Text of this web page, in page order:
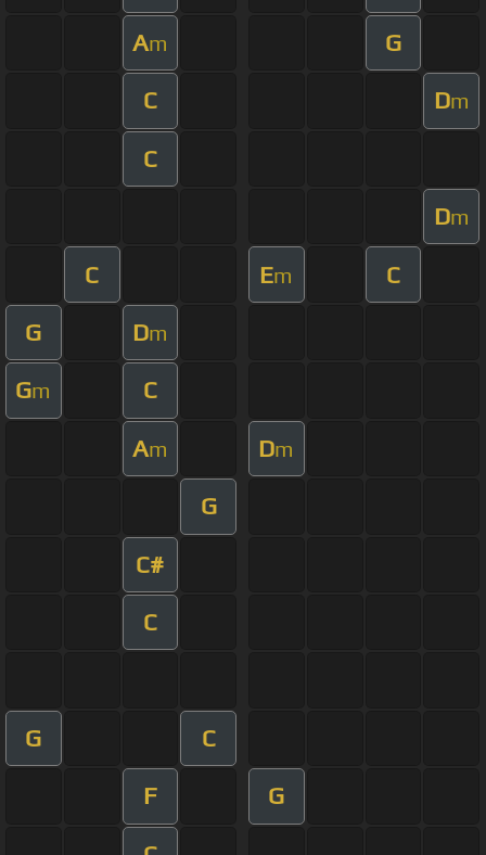
Am G
C Dm
C
Dm
C Em C
G Dm
Gm C
Am Dm
G
C#
C
G C
F G